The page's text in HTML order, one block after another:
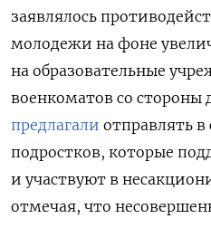
заявлялось
молодежи на фоне
на образовательные
военкоматов со стороны
предлагали отправлять
подростков, которые
и участвуют в
отмечая, что